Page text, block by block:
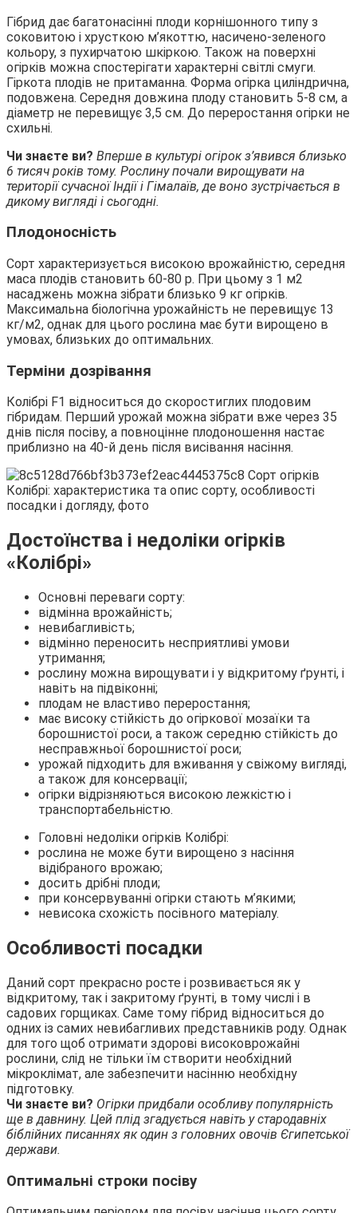
Гібрид дає багатонасінні плоди корнішонного типу з
соковитою і хрусткою м’якоттю, насичено-зеленого
кольору, з пухирчатою шкіркою. Також на поверхні
огірків можна спостерігати характерні світлі смуги.
Гіркота плодів не притаманна. Форма огірка циліндрична,
подовжена. Середня довжина плоду становить 5-8 см, а
діаметр не перевищує 3,5 см. До переростання огірки не
схильні.
Чи знаєте ви? Вперше в культурі огірок з’явився близько
6 тисяч років тому. Рослину почали вирощувати на
території сучасної Індії і Гімалаїв, де воно зустрічається в
дикому вигляді і сьогодні.
Плодоносність
Сорт характеризується високою врожайністю, середня
маса плодів становить 60-80 р. При цьому з 1 м2
насаджень можна зібрати близько 9 кг огірків.
Максимальна біологічна урожайність не перевищує 13
кг/м2, однак для цього рослина має бути вирощено в
умовах, близьких до оптимальних.
Терміни дозрівання
Колібрі F1 відноситься до скоростиглих плодовим
гібридам. Перший урожай можна зібрати вже через 35
днів після посіву, а повноцінне плодоношення настає
приблизно на 40-й день після висівання насіння.
Достоїнства і недоліки огірків
«Колібрі»
Основні переваги сорту:
відмінна врожайність;
невибагливість;
відмінно переносить несприятливі умови
утримання;
рослину можна вирощувати і у відкритому ґрунті, і
навіть на підвіконні;
плодам не властиво переростання;
має високу стійкість до огіркової мозаїки та
борошнистої роси, а також середню стійкість до
несправжньої борошнистої роси;
урожай підходить для вживання у свіжому вигляді,
а також для консервації;
огірки відрізняються високою лежкістю і
транспортабельністю.
Головні недоліки огірків Колібрі:
рослина не може бути вирощено з насіння
відібраного врожаю;
досить дрібні плоди;
при консервуванні огірки стають м’якими;
невисока схожість посівного матеріалу.
Особливості посадки
Даний сорт прекрасно росте і розвивається як у
відкритому, так і закритому ґрунті, в тому числі і в
садових горщиках. Саме тому гібрид відноситься до
одних із самих невибагливих представників роду. Однак
для того щоб отримати здорові високоврожайні
рослини, слід не тільки їм створити необхідний
мікроклімат, але забезпечити насінню необхідну
підготовку.
Чи знаєте ви? Огірки придбали особливу популярність
ще в давнину. Цей плід згадується навіть у стародавніх
біблійних писаннях як один з головних овочів Єгипетської
держави.
Оптимальні строки посіву